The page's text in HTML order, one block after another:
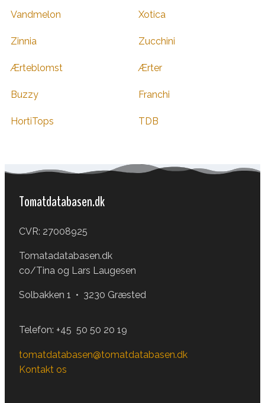
Vandmelon Xotica
Zinnia Zucchini
Ærteblomst Ærter
Buzzy Franchi
HortiTops TDB
Tomatdatabasen.dk
CVR: 27008925
Tomatadatabasen.dk
co/Tina og Lars Laugesen
Solbakken 1 • 3230 Græsted
Telefon: +45 50 50 20 19
tomatdatabasen@tomatdatabasen.dk
Kontakt os